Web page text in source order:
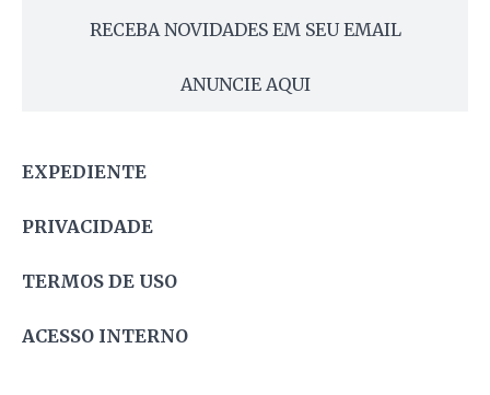
RECEBA NOVIDADES EM SEU EMAIL
ANUNCIE AQUI
EXPEDIENTE
PRIVACIDADE
TERMOS DE USO
ACESSO INTERNO